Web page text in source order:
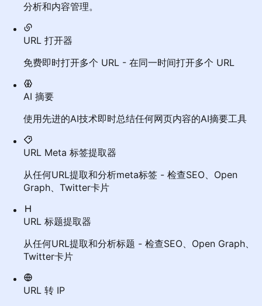
分析和内容管理。
URL 打开器
免费即时打开多个 URL - 在同一时间打开多个 URL
AI 摘要
使用先进的AI技术即时总结任何网页内容的AI摘要工具
URL Meta 标签提取器
从任何URL提取和分析meta标签 - 检查SEO、Open
Graph、Twitter卡片
URL 标题提取器
从任何URL提取和分析标题 - 检查SEO、Open Graph、
Twitter卡片
URL 转 IP